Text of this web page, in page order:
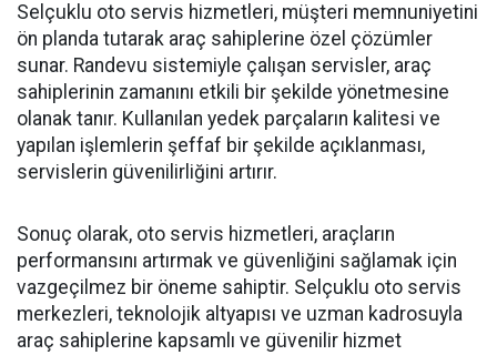
Selçuklu oto servis hizmetleri, müşteri memnuniyetini
ön planda tutarak araç sahiplerine özel çözümler
sunar. Randevu sistemiyle çalışan servisler, araç
sahiplerinin zamanını etkili bir şekilde yönetmesine
olanak tanır. Kullanılan yedek parçaların kalitesi ve
yapılan işlemlerin şeffaf bir şekilde açıklanması,
servislerin güvenilirliğini artırır.
Sonuç olarak, oto servis hizmetleri, araçların
performansını artırmak ve güvenliğini sağlamak için
vazgeçilmez bir öneme sahiptir. Selçuklu oto servis
merkezleri, teknolojik altyapısı ve uzman kadrosuyla
araç sahiplerine kapsamlı ve güvenilir hizmet